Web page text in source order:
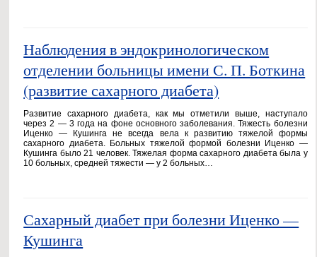
Наблюдения в эндокринологическом
отделении больницы имени С. П. Боткина
(развитие сахарного диабета)
Развитие сахарного диабета, как мы отметили выше, наступало
через 2 — 3 года на фоне основного заболевания. Тяжесть болезни
Иценко — Кушинга не всегда вела к развитию тяжелой формы
сахарного диабета. Больных тяжелой формой болезни Иценко —
Кушинга было 21 человек. Тяжелая форма сахарного диабета была у
10 больных, средней тяжести — у 2 больных…
Сахарный диабет при болезни Иценко —
Кушинга